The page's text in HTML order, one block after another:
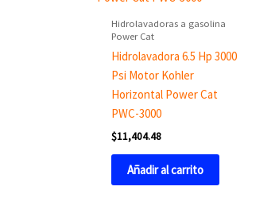
Hidrolavadoras a gasolina
Power Cat
Hidrolavadora 6.5 Hp 3000
Psi Motor Kohler
Horizontal Power Cat
PWC-3000
$11,404.48
Añadir al carrito